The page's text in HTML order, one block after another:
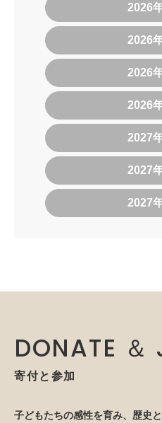
2026
2026
2026
2026
2027
2027
2027
DONATE ＆
寄付と参加
子どもたちの感性を育み、歴史